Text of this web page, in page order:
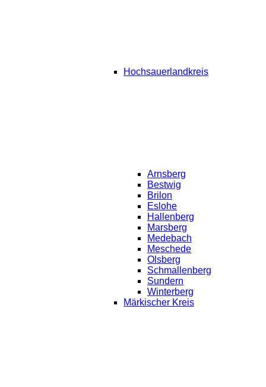
Hochsauerlandkreis
Arnsberg
Bestwig
Brilon
Eslohe
Hallenberg
Marsberg
Medebach
Meschede
Olsberg
Schmallenberg
Sundern
Winterberg
Märkischer Kreis